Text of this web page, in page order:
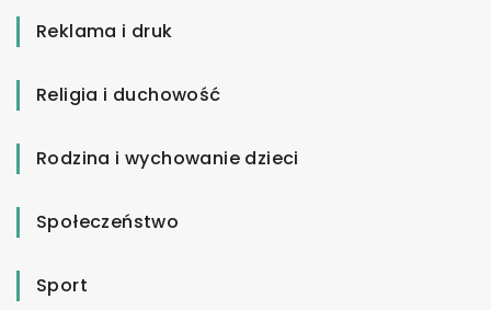
Reklama i druk
Religia i duchowość
Rodzina i wychowanie dzieci
Społeczeństwo
Sport